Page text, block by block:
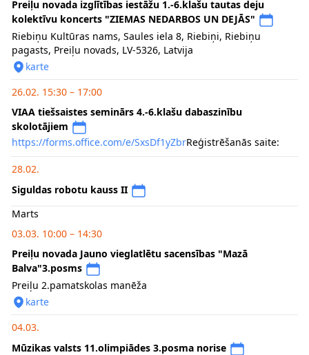
Preiļu novada izglītības iestāžu 1.-6.klašu tautas deju
kolektīvu koncerts "ZIEMAS NEDARBOS UN DEJĀS"
Riebiņu Kultūras nams, Saules iela 8, Riebiņi, Riebiņu
pagasts, Preiļu novads, LV-5326, Latvija
karte
26.02. 15:30 – 17:00
VIAA tiešsaistes seminārs 4.-6.klašu dabaszinību
skolotājiem
https://forms.office.com/e/SxsDf1yZbrReģistrēšanās saite:
28.02.
Siguldas robotu kauss II
Marts
03.03. 10:00 – 14:30
Preiļu novada Jauno vieglatlētu sacensības "Mazā
Balva"3.posms
Preiļu 2.pamatskolas manēža
karte
04.03.
Mūzikas valsts 11.olimpiādes 3.posma norise